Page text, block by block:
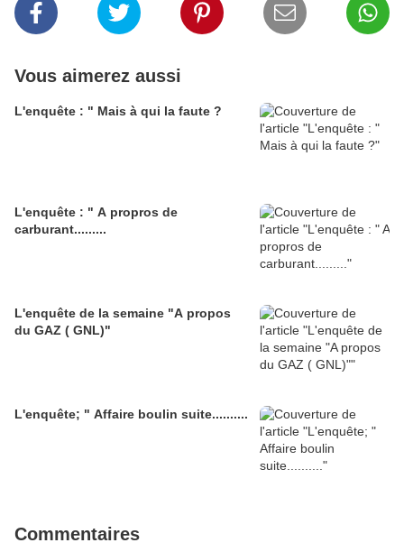
Vous aimerez aussi
L'enquête : " Mais à qui la faute ?
L'enquête : " A propros de
carburant.........
L'enquête de la semaine "A propos
du GAZ ( GNL)"
L'enquête; " Affaire boulin suite..........
Commentaires